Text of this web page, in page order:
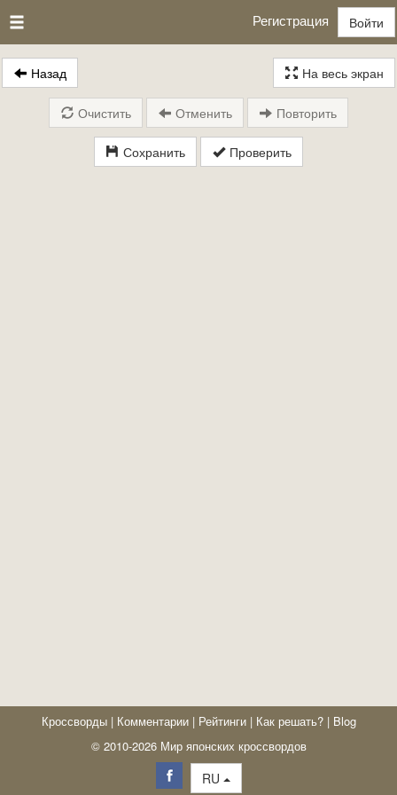
Регистрация Войти
Назад На весь экран
Сохранить Проверить
Очистить Отменить Повторить
Кроссворды | Комментарии | Рейтинги | Как решать? | Blog
© 2010-2026 Мир японских кроссвордов
RU